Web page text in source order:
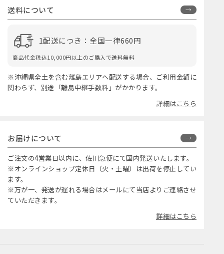
送料について
1配送につき：全国一律660円
商品代金税込10,000円以上のご購入で送料無料
※沖縄県全土を含む離島エリアへ配送する場合、ご利用金額に
関わらず、別途「離島中継手数料」がかかります。
詳細はこちら
お届けについて
ご注文の4営業日以内に、佐川急便にて国内発送いたします。
※オンラインショップ定休日（火・土曜）は出荷を停止してい
ます。
※万が一、発送が遅れる場合はメールにて当店よりご連絡させ
ていただきます。
詳細はこちら